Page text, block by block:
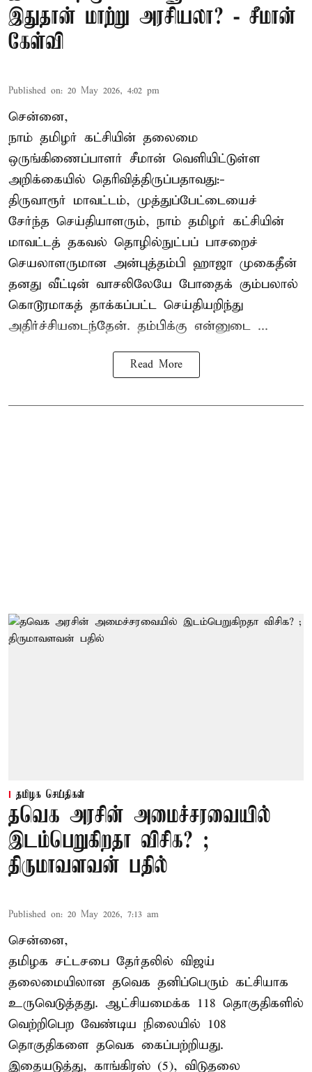
இதுதான் மாற்று அரசியலா? - சீமான்
கேள்வி
Published on: 20 May 2026, 4:02 pm
சென்னை,
நாம் தமிழர் கட்சியின் தலைமை
ஒருங்கிணைப்பாளர் சீமான் வெளியிட்டுள்ள
அறிக்கையில் தெரிவித்திருப்பதாவது:-
திருவாரூர் மாவட்டம், முத்துப்பேட்டையைச்
சேர்ந்த செய்தியாளரும், நாம் தமிழர் கட்சியின்
மாவட்டத் தகவல் தொழில்நுட்பப் பாசறைச்
செயலாளருமான அன்புத்தம்பி ஹாஜா முகைதீன்
தனது வீட்டின் வாசலிலேயே போதைக் கும்பலால்
கொடூரமாகத் தாக்கப்பட்ட செய்தியறிந்து
அதிர்ச்சியடைந்தேன். தம்பிக்கு என்னுடை ...
Read More
தமிழக செய்திகள்
தவெக அரசின் அமைச்சரவையில்
இடம்பெறுகிறதா விசிக? ;
திருமாவளவன் பதில்
Published on: 20 May 2026, 7:13 am
சென்னை,
தமிழக சட்டசபை தேர்தலில் விஜய்
தலைமையிலான தவெக தனிப்பெரும் கட்சியாக
உருவெடுத்தது. ஆட்சியமைக்க 118 தொகுதிகளில்
வெற்றிபெற வேண்டிய நிலையில் 108
தொகுதிகளை தவெக கைப்பற்றியது.
இதையடுத்து, காங்கிரஸ் (5), விடுதலை